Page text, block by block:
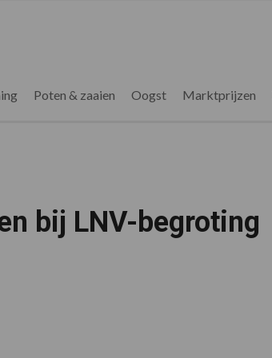
Poten & zaaien Oogst Marktprijzen
bij LNV-begroting